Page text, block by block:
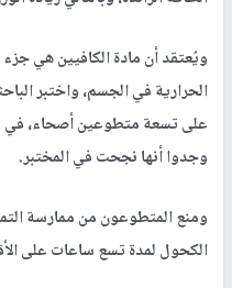
ويُعتقد أن مادة الكافيين هي
الحرارية في الجسم، واختبر
وجدوا أنها نجحت في المختبر.
ومنع المتطوعون من ممارسة
الكحول لمدة تسع ساعات على